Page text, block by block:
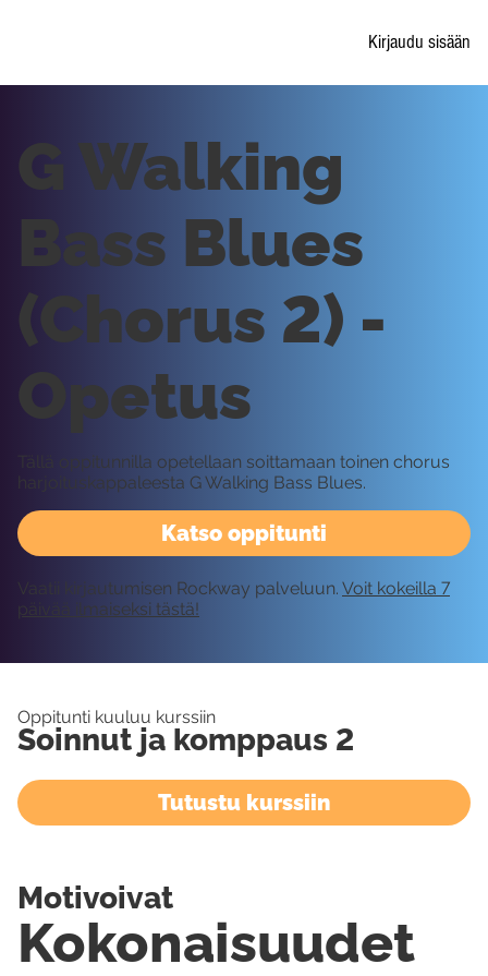
Kirjaudu sisään
Katso oppitunti
G Walking
Bass Blues
(Chorus 2) -
Opetus
Tällä oppitunnilla opetellaan soittamaan toinen chorus
harjoituskappaleesta G Walking Bass Blues.
Vaatii kirjautumisen Rockway palveluun. Voit kokeilla 7
päivää ilmaiseksi tästä!
Oppitunti kuuluu kurssiin
Soinnut ja komppaus 2
Tutustu kurssiin
Kokonaisuudet
Motivoivat